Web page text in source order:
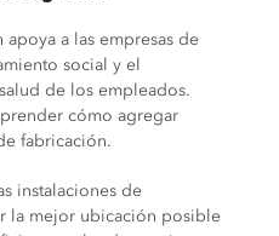
a las empresas de
social y el
de los empleados.
cómo agregar
fabricación.
instalaciones de
la mejor ubicación posible